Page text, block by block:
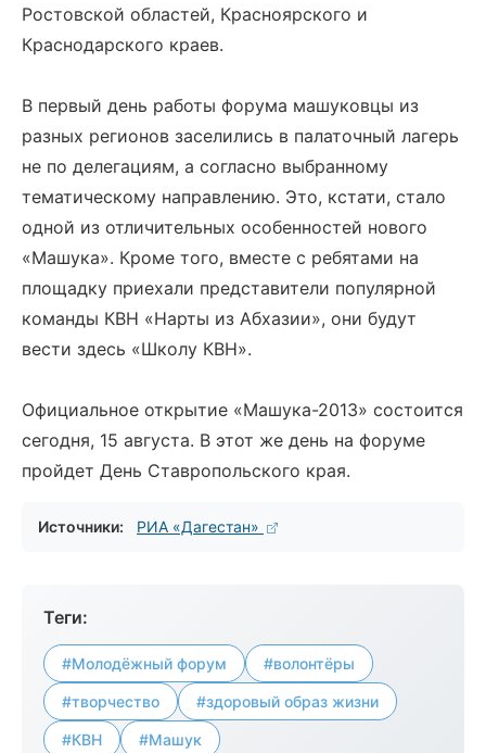
Ростовской областей, Красноярского и
Краснодарского краев.
В первый день работы форума машуковцы из
разных регионов заселились в палаточный лагерь
не по делегациям, а согласно выбранному
тематическому направлению. Это, кстати, стало
одной из отличительных особенностей нового
«Машука». Кроме того, вместе с ребятами на
площадку приехали представители популярной
команды КВН «Нарты из Абхазии», они будут
вести здесь «Школу КВН».
Официальное открытие «Машука-2013» состоится
сегодня, 15 августа. В этот же день на форуме
пройдет День Ставропольского края.
Источники: РИА «Дагестан»
Теги:
#Молодёжный форум #волонтёры
#творчество #здоровый образ жизни
#КВН #Машук